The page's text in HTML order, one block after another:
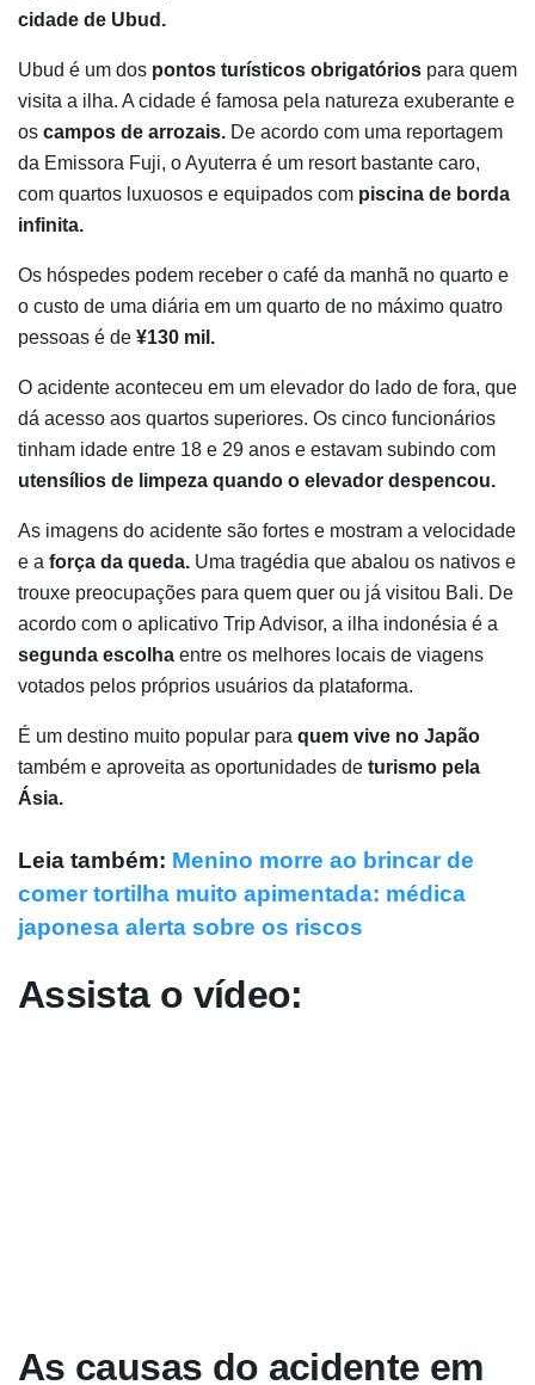
cidade de Ubud.
Ubud é um dos pontos turísticos obrigatórios para quem
visita a ilha. A cidade é famosa pela natureza exuberante e
os campos de arrozais. De acordo com uma reportagem
da Emissora Fuji, o Ayuterra é um resort bastante caro,
com quartos luxuosos e equipados com piscina de borda
infinita.
Os hóspedes podem receber o café da manhã no quarto e
o custo de uma diária em um quarto de no máximo quatro
pessoas é de ¥130 mil.
O acidente aconteceu em um elevador do lado de fora, que
dá acesso aos quartos superiores. Os cinco funcionários
tinham idade entre 18 e 29 anos e estavam subindo com
utensílios de limpeza quando o elevador despencou.
As imagens do acidente são fortes e mostram a velocidade
e a força da queda. Uma tragédia que abalou os nativos e
trouxe preocupações para quem quer ou já visitou Bali. De
acordo com o aplicativo Trip Advisor, a ilha indonésia é a
segunda escolha entre os melhores locais de viagens
votados pelos próprios usuários da plataforma.
É um destino muito popular para quem vive no Japão
também e aproveita as oportunidades de turismo pela
Ásia.
Leia também: Menino morre ao brincar de
comer tortilha muito apimentada: médica
japonesa alerta sobre os riscos
Assista o vídeo:
As causas do acidente em